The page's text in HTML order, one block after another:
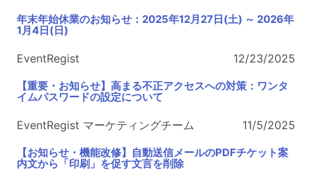
年末年始休業のお知らせ：2025年12月27日(土) ～ 2026年
1月4日(日)
EventRegist 12/23/2025
【重要・お知らせ】高まる不正アクセスへの対策：ワンタ
イムパスワードの設定について
EventRegist マーケティングチーム 11/5/2025
【お知らせ・機能改修】自動送信メールのPDFチケット案
内文から「印刷」を促す文言を削除